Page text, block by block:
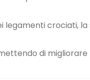
crociati,
di